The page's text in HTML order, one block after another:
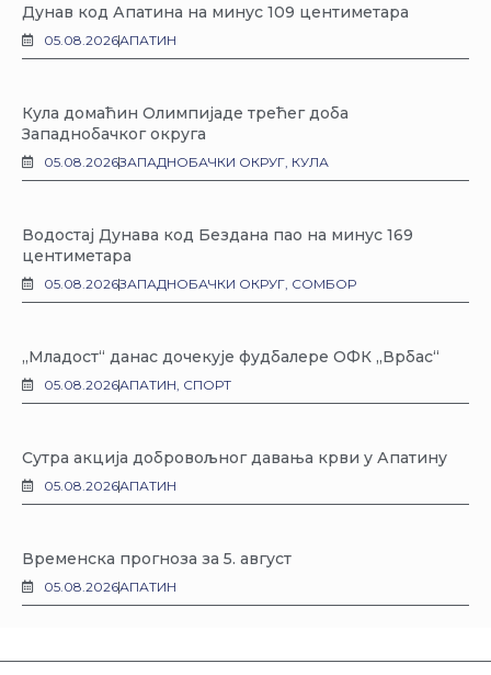
Дунав код Апатина на минус 109 центиметара
05.08.2026АПАТИН
Кула домаћин Олимпијаде трећег доба
Западнобачког округа
05.08.2026ЗАПАДНОБАЧКИ ОКРУГ, КУЛА
Водостај Дунава код Бездана пао на минус 169
центиметара
05.08.2026ЗАПАДНОБАЧКИ ОКРУГ, СОМБОР
„Младост“ данас дочекује фудбалере ОФК „Врбас“
05.08.2026АПАТИН, СПОРТ
Сутра акција добровољног давања крви у Апатину
05.08.2026АПАТИН
Временска прогноза за 5. август
05.08.2026АПАТИН